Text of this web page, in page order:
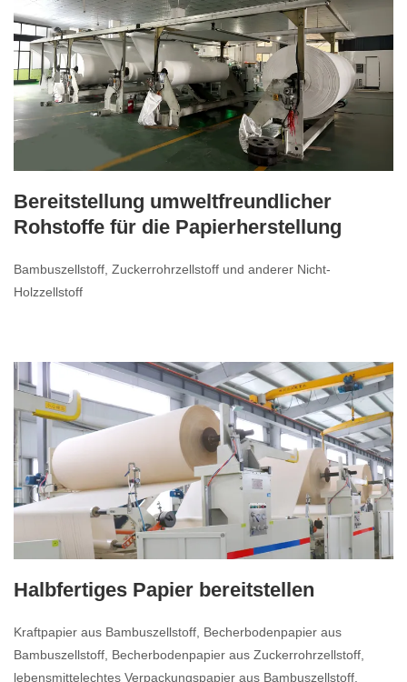
Bereitstellung umweltfreundlicher
Rohstoffe für die Papierherstellung
Bambuszellstoff, Zuckerrohrzellstoff und anderer Nicht-
Holzzellstoff
Halbfertiges Papier bereitstellen
Kraftpapier aus Bambuszellstoff, Becherbodenpapier aus
Bambuszellstoff, Becherbodenpapier aus Zuckerrohrzellstoff,
lebensmittelechtes Verpackungspapier aus Bambuszellstoff,